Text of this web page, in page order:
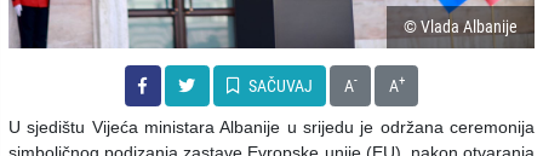
© Vlada Albanije
SAČUVAJ A- A+
U sjedištu Vijeća ministara Albanije u srijedu je održana ceremonija